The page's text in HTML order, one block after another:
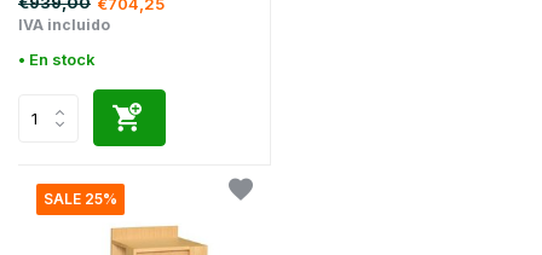
IVA incluido
• En stock
SALE 25%